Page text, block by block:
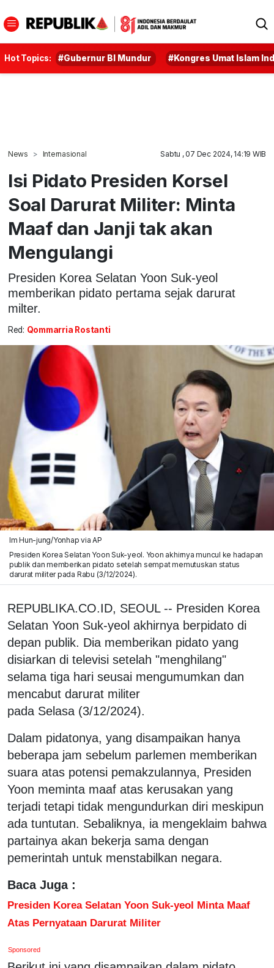
Hot Topics: #Gubernur BI Mundur #Kongres Umat Islam
News Internasional Sabtu , 07 Dec 2024, 14:19 WIB
Isi Pidato Presiden Korsel
Soal Darurat Militer: Minta
Maaf dan Janji tak akan
Mengulangi
Presiden Korea Selatan Yoon Suk-yeol
memberikan pidato pertama sejak darurat
milter.
Red: Qommarria Rostanti
Im Hun-jung/Yonhap via AP
Presiden Korea Selatan Yoon Suk-yeol. Yoon akhirnya muncul ke hadapan
publik dan memberikan pidato setelah sempat memutuskan status
darurat militer pada Rabu (3/12/2024).
REPUBLIKA.CO.ID, SEOUL -- Presiden Korea
Selatan Yoon Suk-yeol akhirnya berpidato di
depan publik. Dia memberikan pidato yang
disiarkan di televisi setelah "menghilang"
selama tiga hari seusai mengumumkan dan
mencabut darurat militer
pada Selasa (3/12/2024).
Dalam pidatonya, yang disampaikan hanya
beberapa jam sebelum parlemen memberikan
suara atas potensi pemakzulannya, Presiden
Yoon meminta maaf atas kerusakan yang
terjadi tetapi tidak mengundurkan diri meskipun
ada tuntutan. Sebaliknya, ia mengeklaim bahwa
partainya akan bekerja sama dengan
pemerintah untuk menstabilkan negara.
Baca Juga :
Presiden Korea Selatan Yoon Suk-yeol Minta Maaf
Atas Pernyataan Darurat Militer
Sponsored